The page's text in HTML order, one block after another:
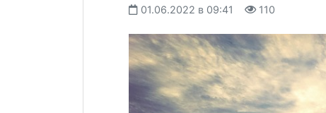
01.06.2022 в 09:41 110